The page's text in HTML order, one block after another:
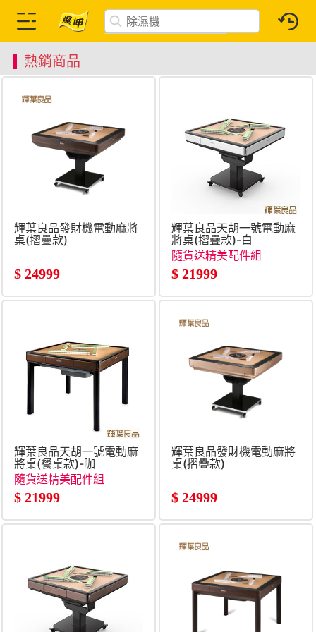
熱銷商品
輝葉良品發財機電動麻將
桌(摺疊款)
$ 24999
輝葉良品天胡一號電動麻
將桌(摺疊款)-白
隨貨送精美配件組
$ 21999
輝葉良品天胡一號電動麻
將桌(餐桌款)-咖
隨貨送精美配件組
$ 21999
輝葉良品發財機電動麻將
桌(摺疊款)
$ 24999